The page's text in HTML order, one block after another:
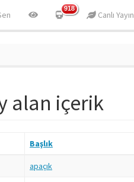
918
Canlı Yayın
alan içerik
Başlık
apaçık